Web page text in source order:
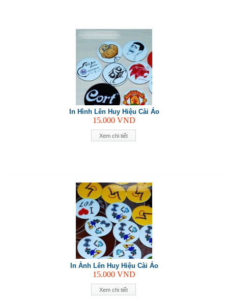
Xem chi tiết
In Hình Lên Huy Hiệu Cài Áo
15.000 VND
Xem chi tiết
In Ảnh Lên Huy Hiệu Cài Áo
15.000 VND